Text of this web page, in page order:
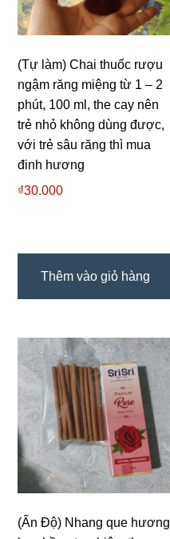
(Tự làm) Chai thuốc rượu
ngậm răng miệng từ 1 – 2
phút, 100 ml, the cay nên
trẻ nhỏ không dùng được,
với trẻ sâu răng thì mua
đinh hương
₫30.000
Thêm vào giỏ hàng
(Ấn Độ) Nhang que hương